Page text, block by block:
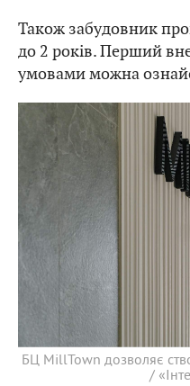
Також забудовник
до 2 років. Перший
умовами можна
БЦ MillTown дозволяє
/